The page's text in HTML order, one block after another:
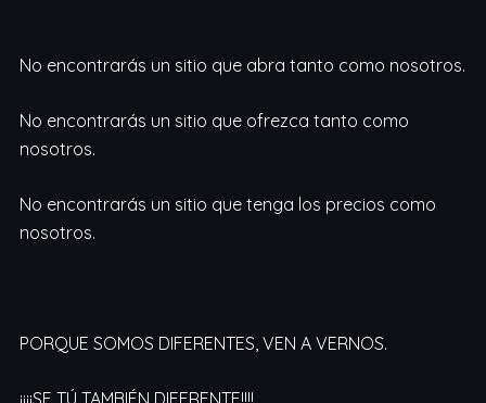
No encontrarás un sitio que abra tanto como nosotros.
No encontrarás un sitio que ofrezca tanto como
nosotros.
No encontrarás un sitio que tenga los precios como
nosotros.
PORQUE SOMOS DIFERENTES, VEN A VERNOS.